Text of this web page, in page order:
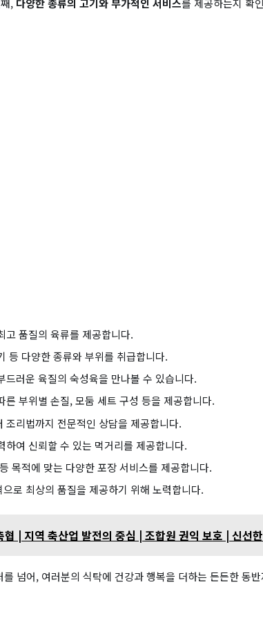
고 품질의 육류를 제공합니다.
등 다양한 종류와 부위를 취급합니다.
드러운 육질의 숙성육을 만나볼 수 있습니다.
른 부위별 손질, 모둠 세트 구성 등을 제공합니다.
조리법까지 전문적인 상담을 제공합니다.
하여 신뢰할 수 있는 먹거리를 제공합니다.
목적에 맞는 다양한 포장 서비스를 제공합니다.
로 최상의 품질을 제공하기 위해 노력합니다.
| 지역 축산업 발전의 중심 | 조합원 권익 보호 | 신선
넘어, 여러분의 식탁에 건강과 행복을 더하는 든든한 동